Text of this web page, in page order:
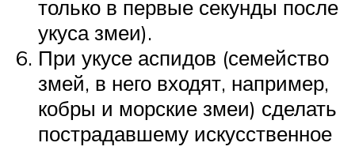
только в первые секунды после
укуса змеи).
При укусе аспидов (семейство
змей, в него входят, например,
кобры и морские змеи) сделать
пострадавшему искусственное